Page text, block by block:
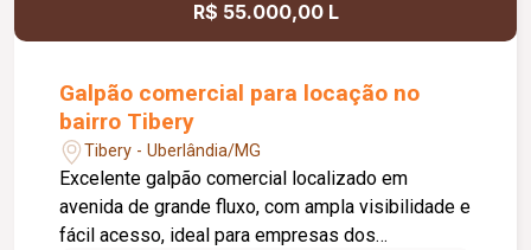
R$ 55.000,00 L
Galpão comercial para locação no
bairro Tibery
Tibery - Uberlândia/MG
Excelente galpão comercial localizado em
avenida de grande fluxo, com ampla visibilidade e
fácil acesso, ideal para empresas dos